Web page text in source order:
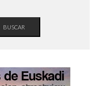
BUSCAR